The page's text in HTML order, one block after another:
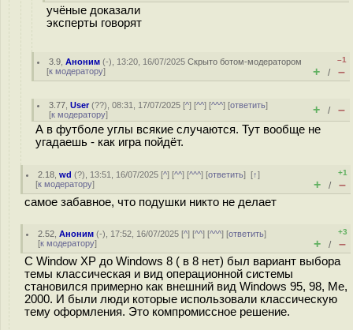
учёные доказали
эксперты говорят
3.9 ,Аноним (-), 13:20, 16/07/2025Скрыто ботом-модератором
[к модератору]
–1
+ / –
3.77 ,User(??), 08:31, 17/07/2025 [^] [^^] [^^^] [ответить]
[к модератору] + / –
А в футболе углы всякие случаются. Тут вообще не
угадаешь - как игра пойдёт.
2.18 ,wd (?), 13:51, 16/07/2025 [^] [^^] [^^^] [ответить][↑]
[к модератору]
+1
+ / –
самое забавное, что подушки никто не делает
2.52 ,Аноним (-), 17:52, 16/07/2025 [^] [^^] [^^^] [ответить]
[к модератору]
+3
+ / –
С Window XP до Windows 8 ( в 8 нет) был вариант выбора
темы классическая и вид операционной системы
становился примерно как внешний вид Windows 95, 98, Me,
2000. И были люди которые использовали классическую
тему оформления. Это компромиссное решение.